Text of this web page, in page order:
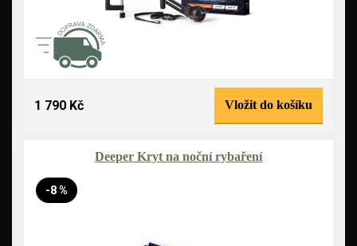
1 790 Kč Vložit do košíku
Deeper Kryt na noční rybaření
-8 %